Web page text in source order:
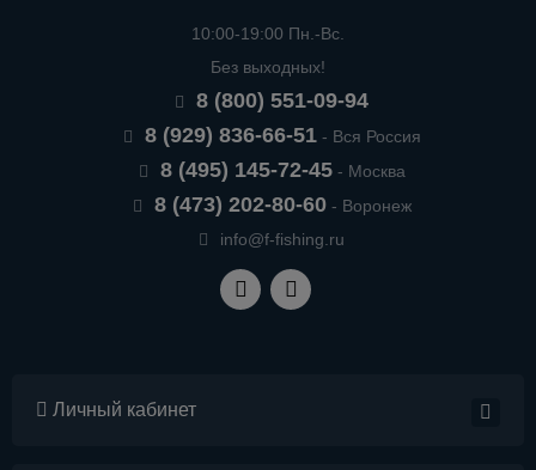
10:00-19:00 Пн.-Вс.
Без выходных!
8 (800) 551-09-94
8 (929) 836-66-51- Вся Россия
8 (495) 145-72-45- Москва
8 (473) 202-80-60- Воронеж
info@f-fishing.ru
Личный кабинет